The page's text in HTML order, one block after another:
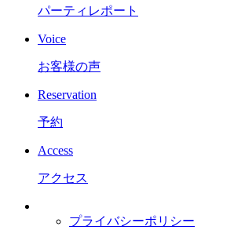
パーティレポート
Voice
お客様の声
Reservation
予約
Access
アクセス
プライバシーポリシー